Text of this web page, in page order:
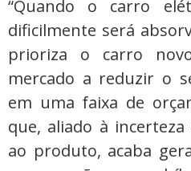
“Quando o carro
dificilmente será
prioriza o carro
mercado a reduzir o
em uma faixa de
que, aliado à
ao produto, acaba